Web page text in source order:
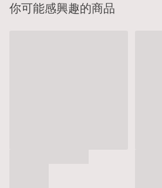
你可能感興趣的商品